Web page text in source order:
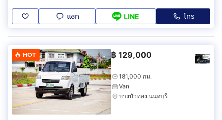
แชท LINE โทร
HOT ฿ 129,000
181,000 กม.
Van
บางบัวทอง นนทบุรี